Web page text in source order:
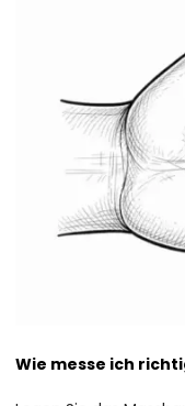
Wie messe ich